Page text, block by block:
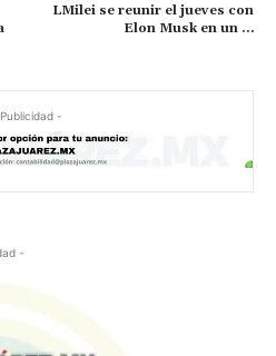
LMilei se reunir el jueves con
Elon Musk en un …
-
-